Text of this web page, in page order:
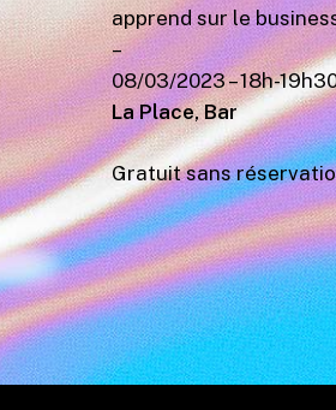
apprend sur le
–
08/03/2023 – 18h-
La Place, Bar
Gratuit sans